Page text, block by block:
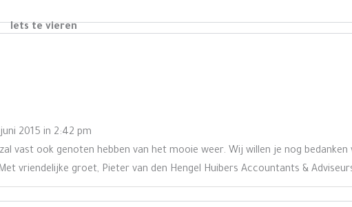
Iets te vieren
juni 2015 in 2:42 pm
vast ook genoten hebben van het mooie weer. Wij willen je nog bedanken
vriendelijke groet, Pieter van den Hengel Huibers Accountants &